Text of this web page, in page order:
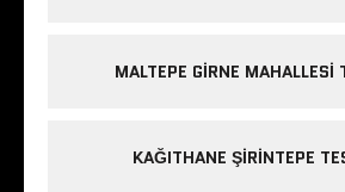
MALTEPE GIRNE MAHALLESI
KAĞITHANE ŞIRINTEPE